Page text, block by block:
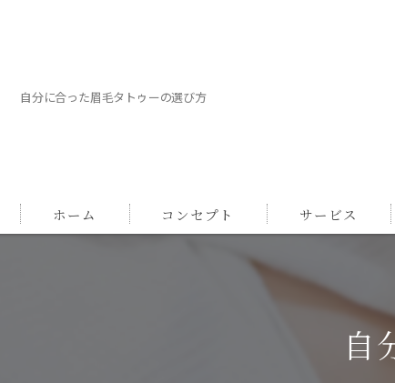
自分に合った眉毛タトゥーの選び方
ホーム コンセプト サービス
自